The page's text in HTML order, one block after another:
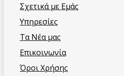
Σχετικά με Εμάς
Υπηρεσίες
Τα Νέα μας
Επικοινωνία
Όροι Χρήσης